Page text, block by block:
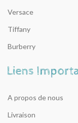
Versace
Tiffany
Burberry
A propos de nous
Livraison